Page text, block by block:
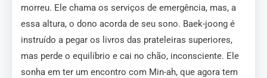
morreu. Ele chama os serviços de emergência, mas, a
essa altura, o dono acorda de seu sono. Baek-joong é
instruído a pegar os livros das prateleiras superiores,
mas perde o equilíbrio e cai no chão, inconsciente. Ele
sonha em ter um encontro com Min-ah, que agora tem